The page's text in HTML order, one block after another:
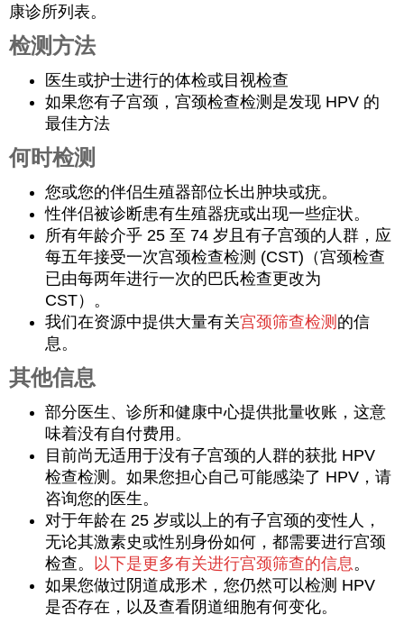
康诊所列表。
检测方法
医生或护士进行的体检或目视检查
如果您有子宫颈，宫颈检查检测是发现 HPV 的
最佳方法
何时检测
您或您的伴侣生殖器部位长出肿块或疣。
性伴侣被诊断患有生殖器疣或出现一些症状。
所有年龄介乎 25 至 74 岁且有子宫颈的人群，应
每五年接受一次宫颈检查检测 (CST)（宫颈检查
已由每两年进行一次的巴氏检查更改为
CST）。
我们在资源中提供大量有关宫颈筛查检测 的信
息。
其他信息
部分医生、诊所和健康中心提供批量收账，这意
味着没有自付费用。
目前尚无适用于没有子宫颈的人群的获批 HPV
检查检测。如果您担心自己可能感染了 HPV，请
咨询您的医生。
对于年龄在 25 岁或以上的有子宫颈的变性人，
无论其激素史或性别身份如何，都需要进行宫颈
检查。
以下是更多有关进行宫颈筛查的信息。
如果您做过阴道成形术，您仍然可以检测 HPV
是否存在，以及查看阴道细胞有何变化。